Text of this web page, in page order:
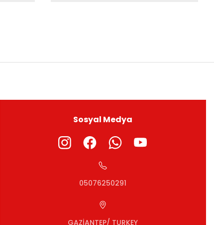
Sosyal Medya
05076250291
GAZİANTEP/ TURKEY